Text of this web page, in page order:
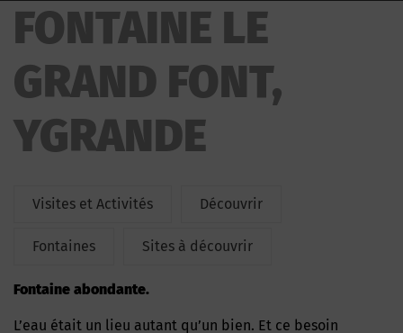
FONTAINE LE
GRAND FONT,
YGRANDE
Visites et Activités Découvrir
Fontaines Sites à découvrir
fontaine abondante.
L’eau était un lieu autant qu’un bien. Et ce besoin